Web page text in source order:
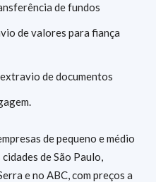
de fundos
de valores para fiança
de documentos
de pequeno e médio
cidades de São Paulo,
e no ABC, com preços a